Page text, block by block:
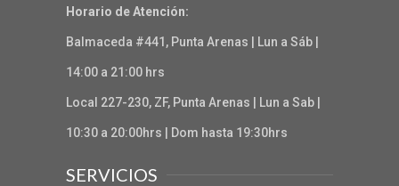
Horario de Atención:
Balmaceda #441, Punta Arenas | Lun a Sáb |
14:00 a 21:00 hrs
Local 227-230, ZF, Punta Arenas | Lun a Sab |
10:30 a 20:00hrs | Dom hasta 19:30hrs
SERVICIOS